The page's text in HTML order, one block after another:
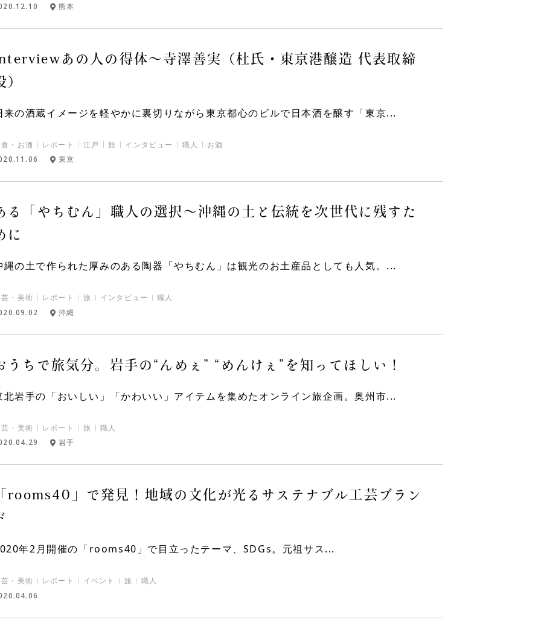
熊本
あの人の得体～寺澤善実（杜氏・東京港醸造 代表取締
）
来の酒蔵イメージを軽やかに裏切りながら東京都心のビルで日本酒を醸す「東京...
・お酒 レポート 江戸 旅 インタビュー 職人 お酒
東京
る「やちむん」職人の選択～沖縄の土と伝統を次世代に残すた
に
縄の土で作られた厚みのある陶器「やちむん」は観光のお土産品としても人気。...
・美術 レポート 旅 インタビュー 職人
沖縄
うちで旅気分。岩手の“んめぇ” “めんけぇ”を知ってほしい！
北岩手の「おいしい」「かわいい」アイテムを集めたオンライン旅企画。奥州市...
・美術 レポート 旅 職人
岩手
rooms40」で発見！地域の文化が光るサステナブル工芸ブラン
年2月開催の「rooms40」で目立ったテーマ、SDGs。元祖サス...
・美術 レポート イベント 旅 職人